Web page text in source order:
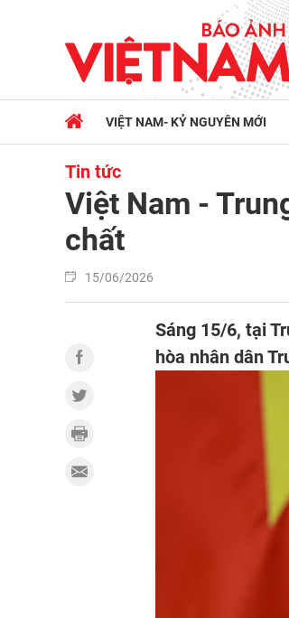
VIỆT NAM- KỶ NGUYÊN MỚI
Tin tức
Việt Nam -
chất
15/06/2026
Sáng 15/6, tại
hòa nhân dân